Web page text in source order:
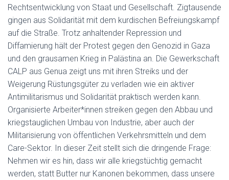
Rechtsentwicklung von Staat und Gesellschaft. Zigtausende
gingen aus Solidarität mit dem kurdischen Befreiungskampf
auf die Straße. Trotz anhaltender Repression und
Diffamierung hält der Protest gegen den Genozid in Gaza
und den grausamen Krieg in Palästina an. Die Gewerkschaft
CALP aus Genua zeigt uns mit ihren Streiks und der
Weigerung Rüstungsgüter zu verladen wie ein aktiver
Antimilitarismus und Solidarität praktisch werden kann.
Organisierte Arbeiter*innen streiken gegen den Abbau und
kriegstauglichen Umbau von Industrie, aber auch der
Militarisierung von öffentlichen Verkehrsmitteln und dem
Care-Sektor. In dieser Zeit stellt sich die dringende Frage:
Nehmen wir es hin, dass wir alle kriegstüchtig gemacht
werden, statt Butter nur Kanonen bekommen, dass unsere